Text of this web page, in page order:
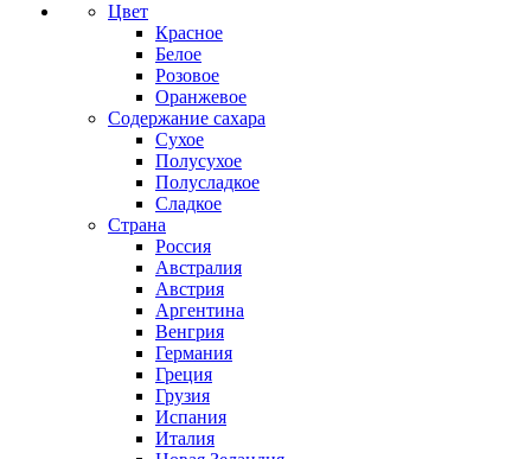
Цвет
Красное
Белое
Розовое
Оранжевое
Содержание сахара
Сухое
Полусухое
Полусладкое
Сладкое
Страна
Россия
Австралия
Австрия
Аргентина
Венгрия
Германия
Греция
Грузия
Испания
Италия